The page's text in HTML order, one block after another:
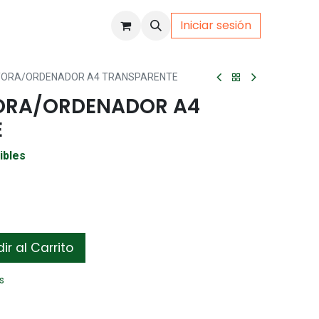
Iniciar sesión
ORDENADOR A4 TRANSPARENTE
ORDENADOR A4
al Carrito